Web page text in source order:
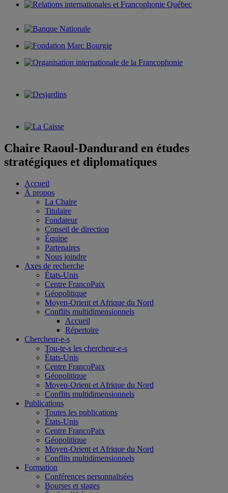
Chaire Raoul-Dandurand en études
stratégiques et diplomatiques
Accueil
À propos
La Chaire
Titulaire
Fondateur
Conseil de direction
Équipe
Partenaires
Nous joindre
Axes de recherche
États-Unis
Centre FrancoPaix
Géopolitique
Moyen-Orient et Afrique du Nord
Conflits multidimensionnels
Accueil
Répertoire
Chercheur-e-s
Tou-te-s les chercheur-e-s
États-Unis
Centre FrancoPaix
Géopolitique
Moyen-Orient et Afrique du Nord
Conflits multidimensionnels
Publications
Toutes les publications
États-Unis
Centre FrancoPaix
Géopolitique
Moyen-Orient et Afrique du Nord
Conflits multidimensionnels
Formation
Conférences personnalisées
Bourses et stages